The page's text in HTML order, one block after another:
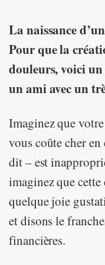
La naissance
Pour que la
douleurs, voici
un ami avec un
Imaginez que
vous coûte cher
dit – est
imaginez que
quelque joie
et disons le
financières.